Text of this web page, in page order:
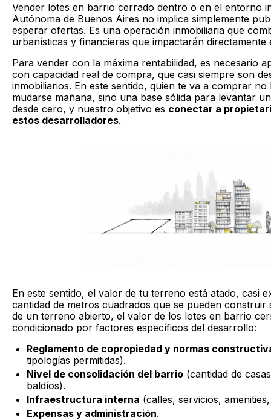
Vender lotes en barrio cerrado dentro o en el entorno
Autónoma de Buenos Aires no implica simplemente
esperar ofertas. Es una operación inmobiliaria que
urbanísticas y financieras que impactarán directamente
Para vender con la máxima rentabilidad, es necesario
con capacidad real de compra, que casi siempre son
inmobiliarios. En este sentido, quien te va a comprar
mudarse mañana, sino una base sólida para levantar
desde cero, y nuestro objetivo es conectar a
estos desarrolladores.
En este sentido, el valor de tu terreno está atado, casi
cantidad de metros cuadrados que se pueden construir
de un terreno abierto, el valor de los lotes en barrio
condicionado por factores específicos del desarrollo:
Reglamento de copropiedad y normas
tipologías permitidas).
Nivel de consolidación del barrio (cantidad de
baldíos).
Infraestructura interna (calles, servicios,
Expensas y administración.